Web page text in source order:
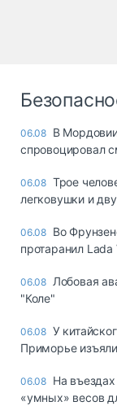
06.08 В
спровоцировал
06.08 Трое
легковушки и
06.08 Во
протаранил Lada
06.08 Лобовая
"Коле"
06.08 У
Приморье
06.08 Ha
«yмныx» вecoв